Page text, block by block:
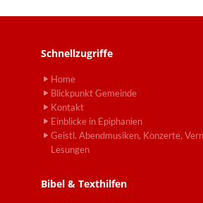
Schnellzugriffe
Home
Blickpunkt Gemeinde
Kontakt
Einblicke in Epiphanien
Geistl. Abendmusiken, Konzerte,
Lesungen
Bibel & Texthilfen